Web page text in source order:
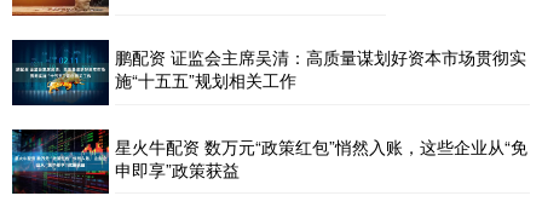
鹏配资 证监会主席吴清：高质量谋划好资本市场贯彻实
施“十五五”规划相关工作
星火牛配资 数万元“政策红包”悄然入账，这些企业从“免
申即享”政策获益